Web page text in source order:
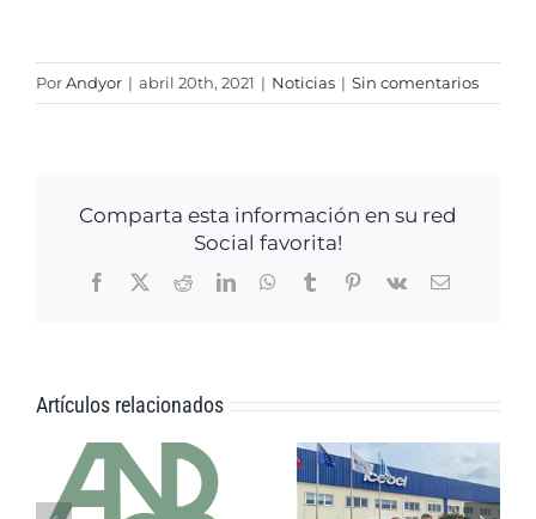
PorAndyor | abril 20th, 2021 | Noticias | Sin comentarios
Comparta esta información en su red
Social favorita!
Facebook
X RedditLinkedInWhatsApp
TumblrPinterest
Vk
Correo
Artículos relacionados
El Grupo
And&Or: Un